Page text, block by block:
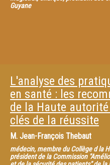
Guyane
L'analyse des
en santé : les
de la Haute
clés de la réussite
M. Jean-François Thebaut
médecin, membre du Collège d la
président de la Commission